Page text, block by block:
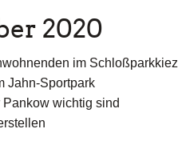
2020
im Schloßparkkiez
Jahn-Sportpark
wichtig sind